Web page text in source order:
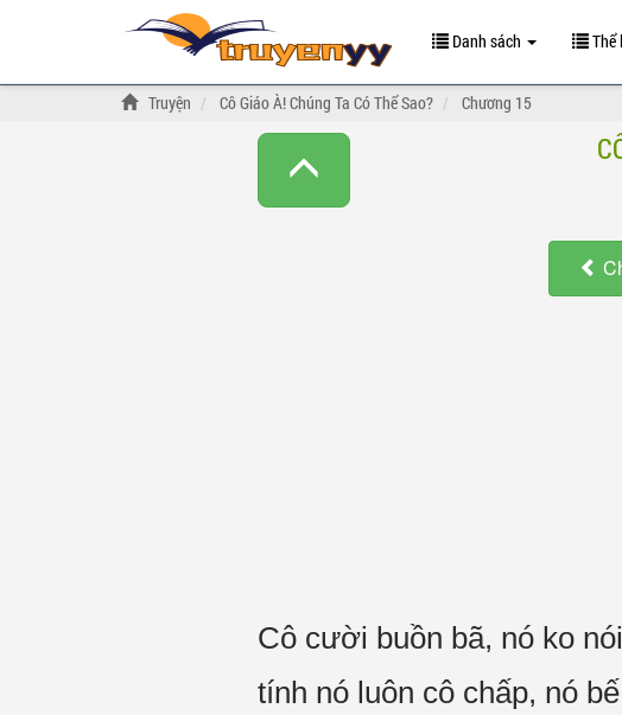
Danh sách Thể
Truyện Cô Giáo À! Chúng Ta Có Thể Sao? Chương 15
Cô cười buồn bã, nó ko
tính nó luôn cô chấp, nó